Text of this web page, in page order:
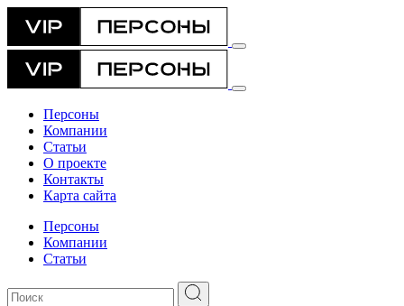
Персоны
Компании
Статьи
О проекте
Контакты
Карта сайта
Персоны
Компании
Статьи